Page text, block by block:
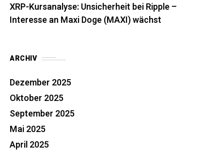
XRP-Kursanalyse: Unsicherheit bei Ripple –
Interesse an Maxi Doge (MAXI) wächst
ARCHIV
Dezember 2025
Oktober 2025
September 2025
Mai 2025
April 2025